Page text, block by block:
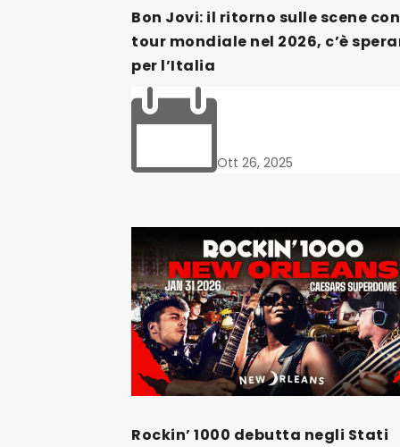
Bon Jovi: il ritorno sulle scene
tour mondiale nel 2026, c’è
per l’Italia
Ott 26, 2025
Rockin’ 1000 debutta negli Stati